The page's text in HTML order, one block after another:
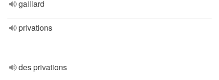
gaillard
privations
des privations